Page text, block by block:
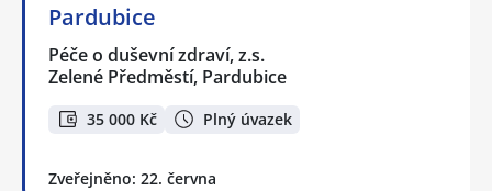
Pardubice
Péče o duševní zdraví, z.s.
Zelené Předměstí, Pardubice
35 000 Kč Plný úvazek
Zveřejněno: 22. června